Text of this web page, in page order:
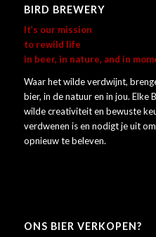
BIRD BREWERY
It’s our mission
to rewild life
in beer, in nature, and in
Waar het wilde verdwijnt,
bier, in de natuur en in jou. Elke
wilde creativiteit en bewuste
verdwenen is en nodigt je uit
opnieuw te beleven.
ONS BIER VERKOPEN?